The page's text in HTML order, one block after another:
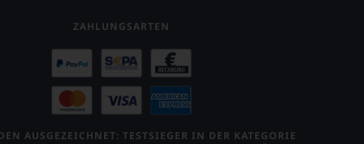
ZAHLUNGSARTEN
AUSGEZEICHNET: TESTSIEGER IN DER KATEGORIE